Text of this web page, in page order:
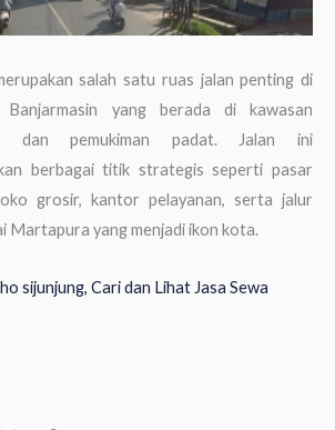
salah satu ruas jalan penting di
yang berada di kawasan
dan pemukiman padat. Jalan ini
berbagai titik strategis seperti pasar
grosir, kantor pelayanan, serta jalur
Martapura yang menjadi ikon kota.
sijunjung, Cari dan Lihat Jasa Sewa